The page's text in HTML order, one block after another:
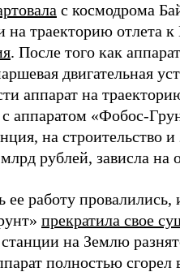
с космодрома
на траекторию отлета
. После того как
двигательная
аппарат на
аппаратом «Фобос-
на строительство
рублей, зависла на
работу провалились,
прекратила свое
на Землю
полностью